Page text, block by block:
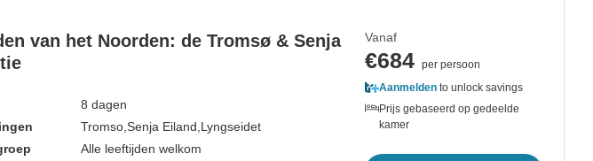
van het Noorden: de Tromsø & Senja
8 dagen
Tromso, Senja Eiland, Lyngseidet
Alle leeftijden welkom
Vanaf
€684 per persoon
Aanmelden to unlock savings
Prijs gebaseerd op gedeelde
kamer